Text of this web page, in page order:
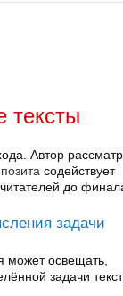
тексты
Автор
содействует
до
задачи
может освещать,
задачи текст